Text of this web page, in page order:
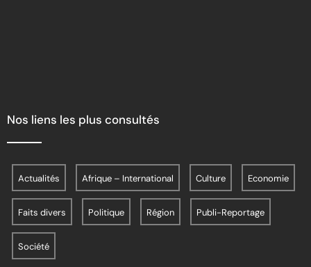
Nos liens les plus consultés
Actualités Afrique – International Culture Economie
Faits divers Politique Région Publi-Reportage
Société